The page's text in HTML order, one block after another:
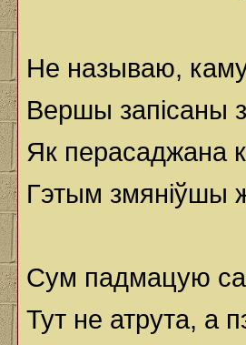
Не называю,
Вершы запісаны
Як перасаджана
Гэтым змяніўшы
Сум падмацую
Тут не атрута, а